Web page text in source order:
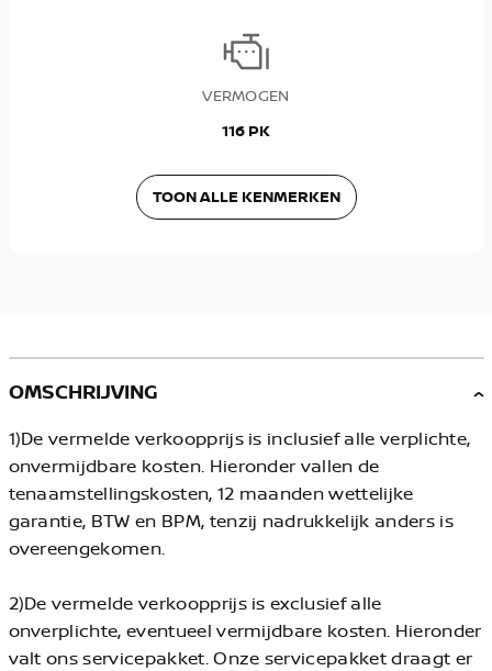
VERMOGEN
116 PK
TOON ALLE KENMERKEN
OMSCHRIJVING
1)De vermelde verkoopprijs is inclusief alle verplichte,
onvermijdbare kosten. Hieronder vallen de
tenaamstellingskosten, 12 maanden wettelijke
garantie, BTW en BPM, tenzij nadrukkelijk anders is
overeengekomen.
2)De vermelde verkoopprijs is exclusief alle
onverplichte, eventueel vermijdbare kosten. Hieronder
valt ons servicepakket. Onze servicepakket draagt er